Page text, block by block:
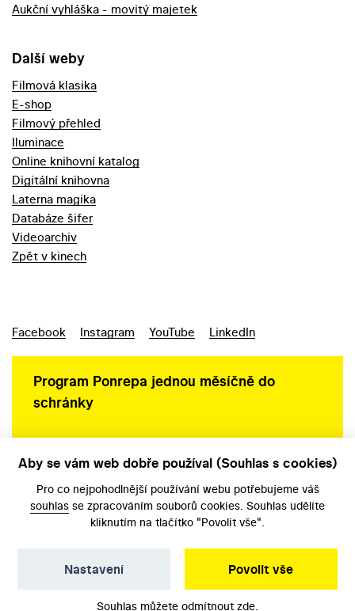
Aukční vyhláška - movitý majetek
Další weby
Filmová klasika
E-shop
Filmový přehled
Iluminace
Online knihovní katalog
Digitální knihovna
Laterna magika
Databáze šifer
Videoarchiv
Zpět v kinech
Facebook Instagram YouTube LinkedIn
Program Ponrepa jednou měsíčně do
schránky
Aby se vám web dobře používal (Souhlas s cookies)
Pro co nejpohodlnější používání webu potřebujeme váš
souhlas se zpracováním souborů cookies. Souhlas udělíte
kliknutím na tlačítko "Povolit vše".
Povolit vše
Nastavení
Souhlas můžete odmítnout zde